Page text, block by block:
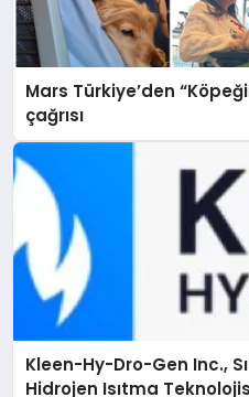
Mars Türkiye’den
çağrısı
Kleen-Hy-Dro-Gen Inc.,
Hidrojen Isıtma